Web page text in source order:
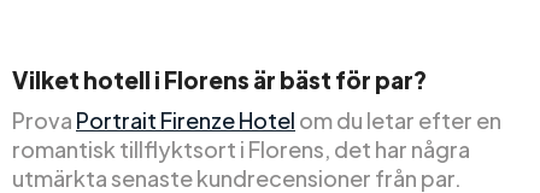
Vilket hotell i Florens är bäst för par?
Prova Portrait Firenze Hotel om du letar efter en
romantisk tillflyktsort i Florens, det har några
utmärkta senaste kundrecensioner från par.